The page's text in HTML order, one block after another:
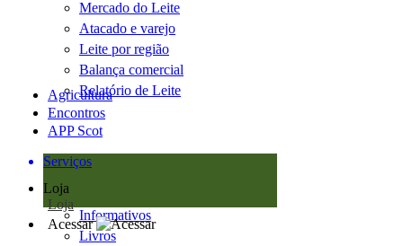
Mercado do Leite
Atacado e varejo
Leite por região
Balança comercial
Relatório de Leite
Agricultura
Encontros
APP Scot
Serviços
Loja
Loja
Informativos
Livros
Acessar